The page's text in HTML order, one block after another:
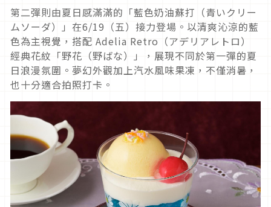
第二彈則由夏日感滿滿的「藍色奶油蘇打（青いクリー
ムソーダ）」在6/19（五）接力登場。以清爽沁涼的藍
色為主視覺，搭配 Adelia Retro（アデリアレトロ）
經典花紋「野花（野ばな）」，展現不同於第一彈的夏
日浪漫氛圍。夢幻外觀加上汽水風味果凍，不僅消暑，
也十分適合拍照打卡。